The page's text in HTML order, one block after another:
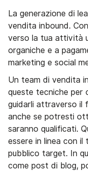
La generazione di
vendita inbound.
verso la tua attività
organiche e a
marketing e social
Un team di vendita
queste tecniche per
guidarli attraverso il
anche se potresti
saranno qualificati.
essere in linea con
pubblico target. In
come post di blog,